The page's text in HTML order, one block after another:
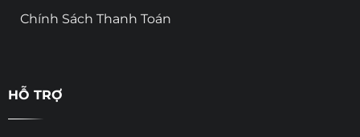
Chính Sách Thanh Toán
HỖ TRỢ